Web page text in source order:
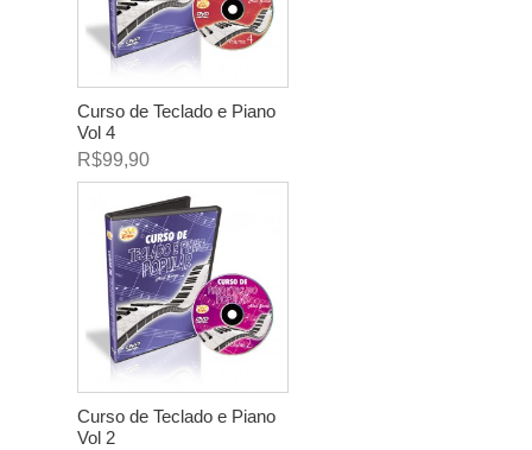
Curso de Teclado e Piano
Vol 4
R$99,90
Curso de Teclado e Piano
Vol 2